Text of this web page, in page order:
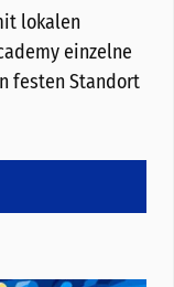
lokalen
einzelne
festen Standort